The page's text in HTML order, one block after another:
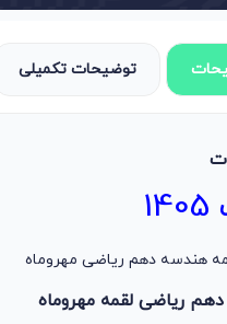
توضیحات تکمیلی
هندسه دهم ریاضی مهروماه
ریاضی لقمه مهروماه